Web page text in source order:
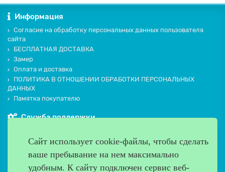
Информация
Согласие на обработку персональных данных пользователя
сайта
БЕСПЛАТНАЯ ДОСТАВКА
Замер
Оплата и доставка
ПОЛИТИКА В ОТНОШЕНИИ ОБРАБОТКИ ПЕРСОНАЛЬНЫХ
ДАННЫХ
Памятка покупателю
Служба поддержки
Производители
Дополнительно
Сайт использует cookie-файлы, чтобы сделать
ваше пребывание на нем максимально
удобным. К cайту подключен сервис веб-